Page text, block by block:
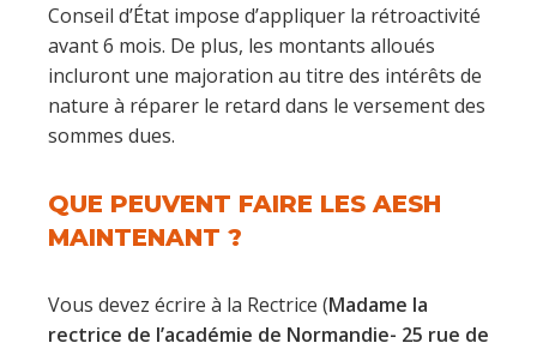
Conseil d’État impose d’appliquer la rétroactivité
avant 6 mois. De plus, les montants alloués
incluront une majoration au titre des intérêts de
nature à réparer le retard dans le versement des
sommes dues.
QUE PEUVENT FAIRE LES AESH
MAINTENANT ?
Vous devez écrire à la Rectrice (Madame la
rectrice de l’académie de Normandie- 25 rue de